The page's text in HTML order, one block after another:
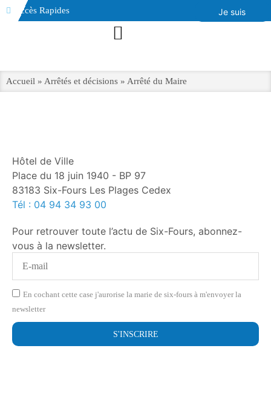
principal
Accès Rapides Je suis
Accueil » Arrêtés et décisions » Arrêté du Maire
Hôtel de Ville
Place du 18 juin 1940 - BP 97
83183 Six-Fours Les Plages Cedex
Tél : 04 94 34 93 00
Pour retrouver toute l’actu de Six-Fours, abonnez-
vous à la newsletter.
En cochant cette case j'aurorise la marie de six-fours à m'envoyer la
newsletter
S'INSCRIRE